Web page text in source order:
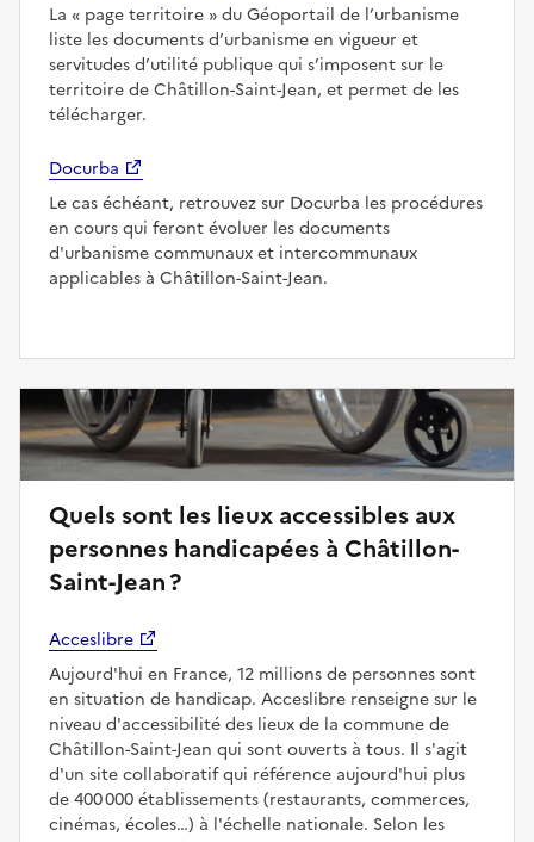
La
page territoire
du Géoportail de l’urbanisme
liste les documents d’urbanisme en vigueur et
servitudes d’utilité publique qui s’imposent sur le
territoire de Châtillon-Saint-Jean, et permet de les
télécharger.
Docurba
Le cas échéant, retrouvez sur Docurba les procédures
en cours qui feront évoluer les documents
d'urbanisme communaux et intercommunaux
applicables à Châtillon-Saint-Jean.
Quels sont les lieux accessibles aux
personnes handicapées à Châtillon-
Saint-Jean ?
Acceslibre
Aujourd'hui en France, 12 millions de personnes sont
en situation de handicap. Acceslibre renseigne sur le
niveau d'accessibilité des lieux de la commune de
Châtillon-Saint-Jean qui sont ouverts à tous. Il s'agit
d'un site collaboratif qui référence aujourd'hui plus
de 400 000 établissements (restaurants, commerces,
cinémas, écoles…) à l'échelle nationale. Selon les